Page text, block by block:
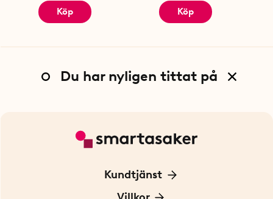
Köp Köp
Du har nyligen tittat på
Kundtjänst
Kontakta oss